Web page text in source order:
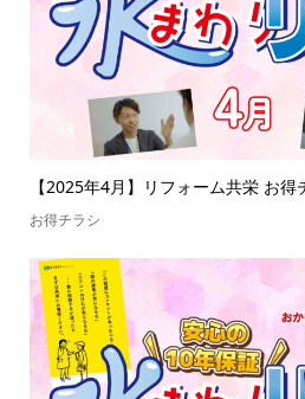
【2025年4月】リフォーム共栄 お
お得チラシ